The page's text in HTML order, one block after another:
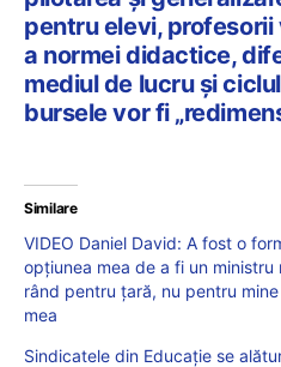
pentru elevi,
a normei didactice,
mediul de lucru și
bursele vor fi
Similare
VIDEO Daniel David: A fost o
opțiunea mea de a fi un ministru
rând pentru țară, nu pentru
mea
Sindicatele din Educație se